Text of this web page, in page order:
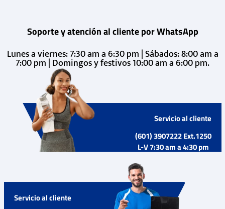
Soporte y atención al cliente por WhatsApp
Lunes a viernes: 7:30 am a 6:30 pm | Sábados: 8:00 am a
7:00 pm | Domingos y festivos 10:00 am a 6:00 pm.
Servicio al cliente
(601) 3907222 Ext.1250
L-V 7:30 am a 4:30 pm
Servicio al cliente